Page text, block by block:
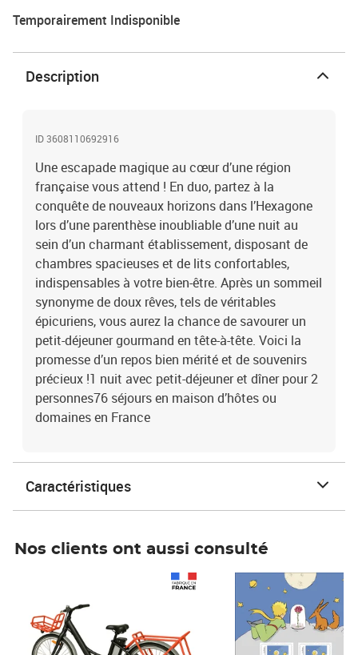
et de lits confortables, indispensables à votre bien-être. Après un
vous aurez la chance de savourer un petit-déjeuner gourmand en
tête-à-tête. Voici la promesse d’un repos bien mérité et de
souvenirs précieux !1 nuit avec petit-déjeuner et dîner pour 2
Temporairement Indisponible
Description
ID 3608110692916
Une escapade magique au cœur d’une région
française vous attend ! En duo, partez à la
conquête de nouveaux horizons dans l’Hexagone
lors d’une parenthèse inoubliable d’une nuit au
sein d’un charmant établissement, disposant de
chambres spacieuses et de lits confortables,
indispensables à votre bien-être. Après un sommeil
synonyme de doux rêves, tels de véritables
épicuriens, vous aurez la chance de savourer un
petit-déjeuner gourmand en tête-à-tête. Voici la
promesse d’un repos bien mérité et de souvenirs
précieux !1 nuit avec petit-déjeuner et dîner pour 2
personnes76 séjours en maison d’hôtes ou
domaines en France
Caractéristiques
Nos clients ont aussi consulté
Prix 7,50€